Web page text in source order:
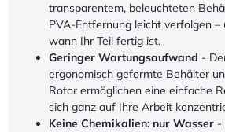
transparentem, beleuchteten
PVA-Entfernung leicht verfolgen –
wann Ihr Teil fertig ist.
Geringer Wartungsaufwand -
ergonomisch geformte Behälter
Rotor ermöglichen eine einfache
sich ganz auf Ihre Arbeit
Keine Chemikalien: nur Wasser -